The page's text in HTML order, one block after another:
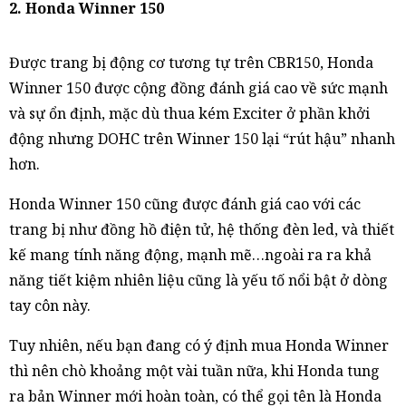
2. Honda Winner 150
Được trang bị động cơ tương tự trên CBR150, Honda
Winner 150 được cộng đồng đánh giá cao về sức mạnh
và sự ổn định, mặc dù thua kém Exciter ở phần khởi
động nhưng DOHC trên Winner 150 lại “rút hậu” nhanh
hơn.
Honda Winner 150 cũng được đánh giá cao với các
trang bị như đồng hồ điện tử, hệ thống đèn led, và thiết
kế mang tính năng động, mạnh mẽ…ngoài ra ra khả
năng tiết kiệm nhiên liệu cũng là yếu tố nổi bật ở dòng
tay côn này.
Tuy nhiên, nếu bạn đang có ý định mua Honda Winner
thì nên chò khoảng một vài tuần nữa, khi Honda tung
ra bản Winner mới hoàn toàn, có thể gọi tên là Honda